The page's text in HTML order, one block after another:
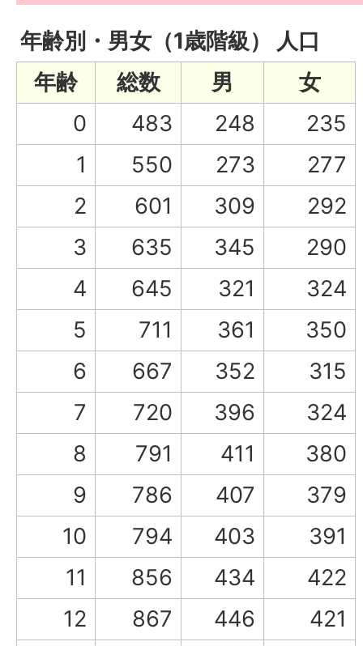
年齢別・男女（1歳階級） 人口
年齢
総数 男
女
0
483 248
235
1
550 273
277
2
601 309
292
3
635 345
290
4
645 321
324
5
711 361
350
6
667 352
315
7
720 396
324
8
791 411
380
9
786 407
379
10
794 403
391
11
856 434
422
12
867 446
421